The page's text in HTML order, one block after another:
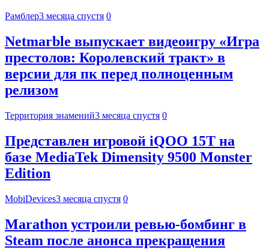
Рамблер3 месяца спустя 0
Netmarble выпускает видеоигру «Игра
престолов: Королевский тракт» в
версии для пк перед полноценным
релизом
Территория знамений3 месяца спустя 0
Представлен игровой iQOO 15T на
базе MediaTek Dimensity 9500 Monster
Edition
MobiDevices3 месяца спустя 0
Marathon устроили ревью-бомбинг в
Steam после анонса прекращения